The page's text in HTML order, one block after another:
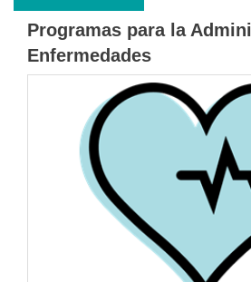
Programas para la
Enfermedades